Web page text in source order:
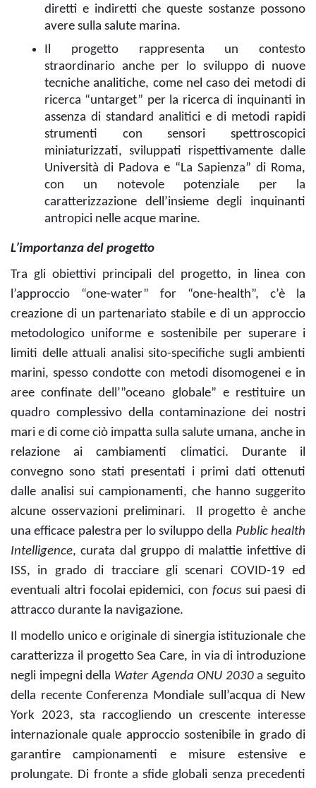
diretti e indiretti che queste sostanze possono
avere sulla salute marina.
Il progetto rappresenta un contesto
straordinario anche per lo sviluppo di nuove
tecniche analitiche, come nel caso dei metodi di
ricerca “untarget” per la ricerca di inquinanti in
assenza di standard analitici e di metodi rapidi
strumenti con sensori spettroscopici
miniaturizzati, sviluppati rispettivamente dalle
Università di Padova e “La Sapienza” di Roma,
con un notevole potenziale per la
caratterizzazione dell’insieme degli inquinanti
antropici nelle acque marine.
L’importanza del progetto
Tra gli obiettivi principali del progetto, in linea con
l’approccio “one-water” for “one-health”, c’è la
creazione di un partenariato stabile e di un approccio
metodologico uniforme e sostenibile per superare i
limiti delle attuali analisi sito-specifiche sugli ambienti
marini, spesso condotte con metodi disomogenei e in
aree confinate dell’”oceano globale” e restituire un
quadro complessivo della contaminazione dei nostri
mari e di come ciò impatta sulla salute umana, anche in
relazione ai cambiamenti climatici. Durante il
convegno sono stati presentati i primi dati ottenuti
dalle analisi sui campionamenti, che hanno suggerito
alcune osservazioni preliminari. Il progetto è anche
una efficace palestra per lo sviluppo della Public health
Intelligence, curata dal gruppo di malattie infettive di
ISS, in grado di tracciare gli scenari COVID-19 ed
eventuali altri focolai epidemici, con focus sui paesi di
attracco durante la navigazione.
Il modello unico e originale di sinergia istituzionale che
caratterizza il progetto Sea Care, in via di introduzione
negli impegni della Water Agenda ONU 2030a seguito
della recente Conferenza Mondiale sull’acqua di New
York 2023, sta raccogliendo un crescente interesse
internazionale quale approccio sostenibile in grado di
garantire campionamenti e misure estensive e
prolungate. Di fronte a sfide globali senza precedenti